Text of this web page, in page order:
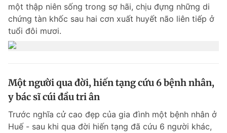
Đọc Thanh Niên trên điện thoại
Hotline
0906 645 777 0908 780 404
một thập niên sống trong sợ hãi, chịu đựng những di
chứng tàn khốc sau hai cơn xuất huyết não liên tiếp ở
tuổi đôi mươi.
Một người qua đời, hiến tạng cứu 6 bệnh nhân,
y bác sĩ cúi đầu tri ân
Trước nghĩa cử cao đẹp của gia đình một bệnh nhân ở
Huế - sau khi qua đời hiến tạng đã cứu 6 người khác,